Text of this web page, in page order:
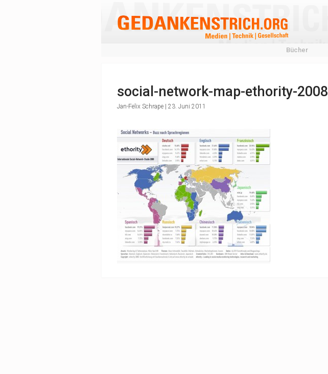
Bücher
social-network-map-ethority-2008
Jan-Felix Schrape | 23. Juni 2011